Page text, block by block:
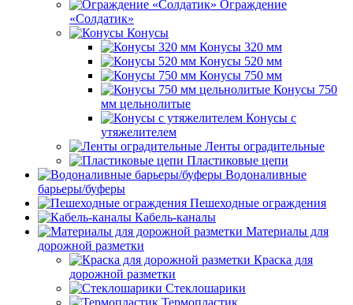
Ограждение
«Солдатик»
Конусы
Конусы 320 мм
Конусы 520 мм
Конусы 750 мм
Конусы 750
мм цельнолитые
Конусы с
утяжелителем
Ленты оградительные
Пластиковые цепи
Водоналивные
барьеры/буферы
Пешеходные ограждения
Кабель-каналы
Материалы для
дорожной разметки
Краска для
дорожной разметки
Стеклошарики
Термопластик